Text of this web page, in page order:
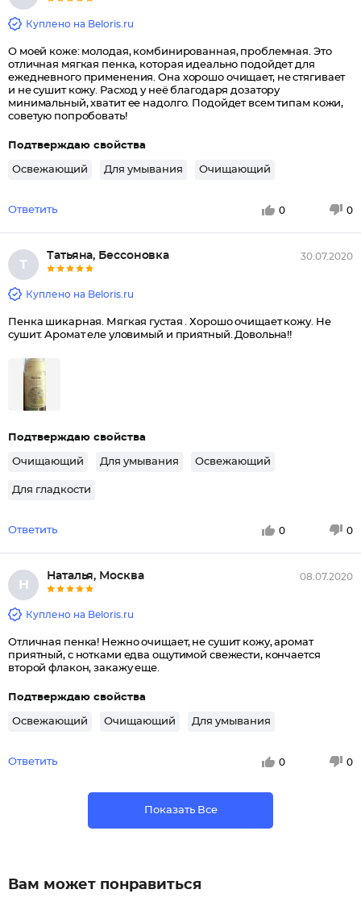
Куплено на Beloris.ru
О моей коже: молодая, комбинированная, проблемная. Это
отличная мягкая пенка, которая идеально подойдет для
ежедневного применения. Она хорошо очищает, не стягивает
и не сушит кожу. Расход у неё благодаря дозатору
минимальный, хватит ее надолго. Подойдет всем типам кожи,
советую попробовать!
Подтверждаю свойства
Освежающий Для умывания Очищающий
Ответить 0 0
Т
Татьяна, Бессоновка 30.07.2020
Куплено на Beloris.ru
Пенка шикарная. Мягкая густая . Хорошо очищает кожу. Не
сушит. Аромат еле уловимый и приятный. Довольна!!
Подтверждаю свойства
Очищающий Для умывания Освежающий
Для гладкости
Ответить 0 0
Н
Наталья, Москва 08.07.2020
Куплено на Beloris.ru
Отличная пенка! Нежно очищает, не сушит кожу, аромат
приятный, с нотками едва ощутимой свежести, кончается
второй флакон, закажу еще.
Подтверждаю свойства
Освежающий Очищающий Для умывания
Ответить 0 0
Показать Все
Вам может понравиться